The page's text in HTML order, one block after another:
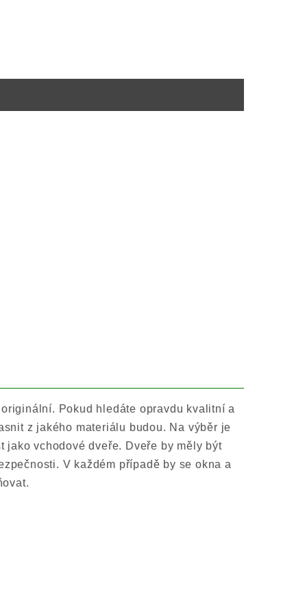
Pokud hledáte opravdu kvalitní a
z jakého materiálu budou. Na výběr je
vchodové dveře. Dveře by měly být
V každém případě by se okna a